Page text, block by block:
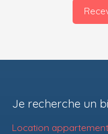
Je recherche un
Location